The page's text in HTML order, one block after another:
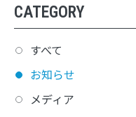
CATEGORY
すべて
お知らせ
メディア